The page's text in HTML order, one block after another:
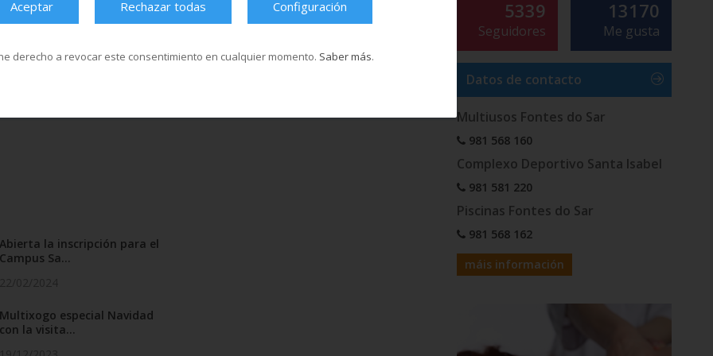
que se dieron cita medio centenar
toda la geografía española. Los
Abierta la inscripción para el
Campus Sa...
Multixogo especial Navidad
con la visita...
5339
Seguidores
13170
Me gusta
Datos de contacto
Multiusos Fontes do Sar
981 568 160
Complexo Deportivo Santa Isabel
981 581 220
Piscinas Fontes do Sar
981 568 162
máis información
Aceptar Rechazar todas Configuración
derecho a revocar este consentimiento en cualquier momento. Saber más.